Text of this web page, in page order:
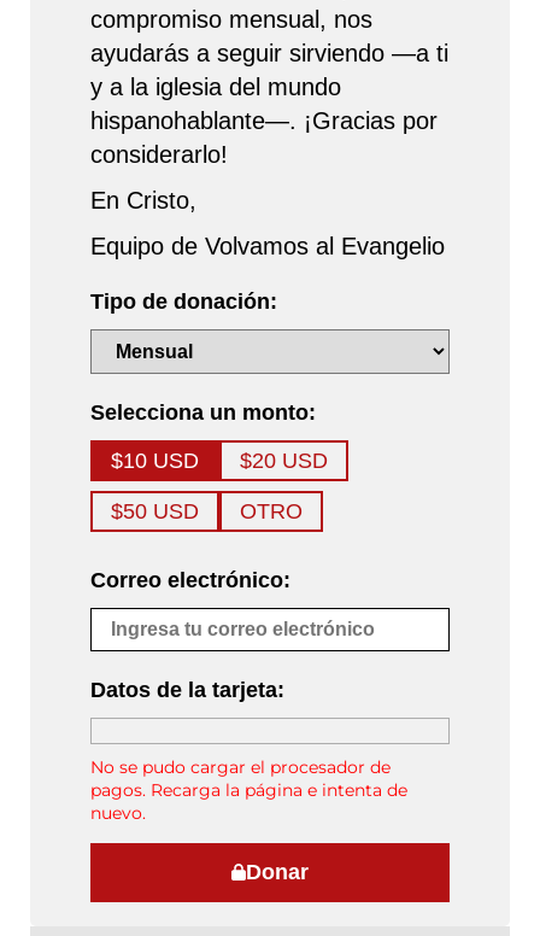
compromiso mensual, nos
ayudarás a seguir sirviendo —a ti
y a la iglesia del mundo
hispanohablante—. ¡Gracias por
considerarlo!
En Cristo,
Equipo de Volvamos al Evangelio
Tipo de donación:
Selecciona un monto:
$10 USD
$20 USD
$50 USD OTRO
Correo electrónico:
Datos de la tarjeta:
No se pudo cargar el procesador de
pagos. Recarga la página e intenta de
nuevo.
Donar